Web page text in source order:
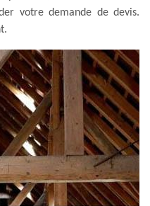
votre demande de devis.